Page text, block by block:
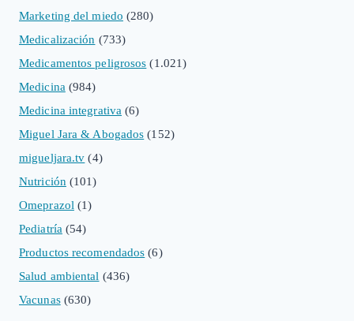
Marketing del miedo (280)
Medicalización (733)
Medicamentos peligrosos (1.021)
Medicina(984)
Medicina integrativa (6)
Miguel Jara & Abogados (152)
migueljara.tv (4)
Nutrición(101)
Omeprazol(1)
Pediatría(54)
Productos recomendados (6)
Salud ambiental (436)
Vacunas(630)